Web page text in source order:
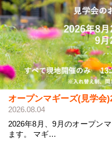
オープンマギーズ(見学会
2026.08.04
2026年8月、9月のオープン
ます。 マギ…